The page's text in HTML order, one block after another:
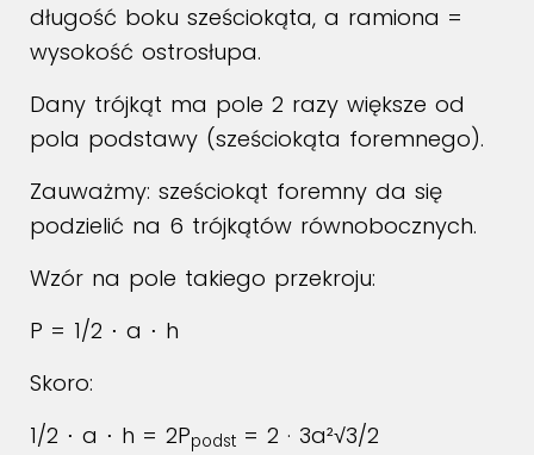
długość boku sześciokąta, a ramiona =
wysokość ostrosłupa.
Dany trójkąt ma pole 2 razy większe od
pola podstawy (sześciokąta foremnego).
Zauważmy: sześciokąt foremny da się
podzielić na 6 trójkątów równobocznych.
Wzór na pole takiego przekroju:
P = 1/2 ⋅ a ⋅ h
Skoro:
1/2 ⋅ a ⋅ h = 2Ppodst = 2 · 3a²√3/2